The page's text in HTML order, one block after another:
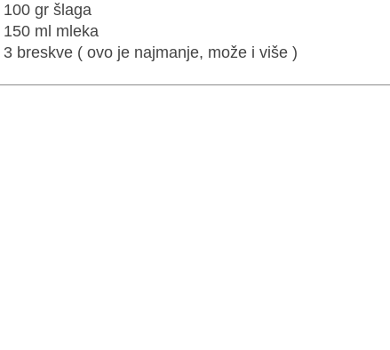
100 gr šlaga
150 ml mleka
3 breskve ( ovo je najmanje, može i više )